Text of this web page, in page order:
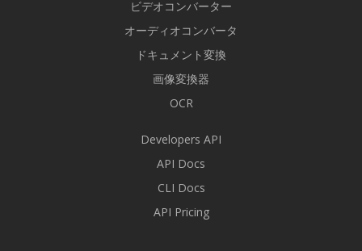
ビデオコンバーター
オーディオコンバータ
ドキュメント変換
画像変換器
OCR
Developers API
API Docs
CLI Docs
API Pricing